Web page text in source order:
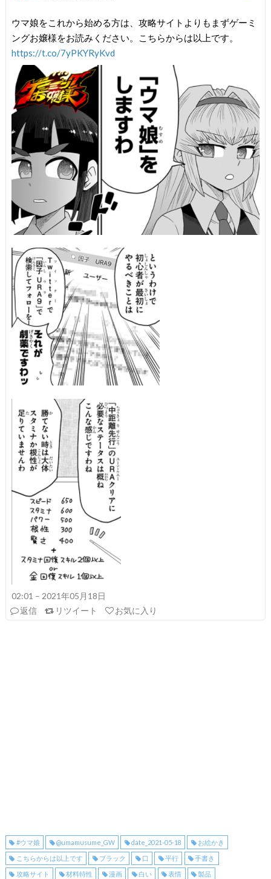
ウマ娘をこれから始める方は、攻略サイトよりもまずゲーミ
ングお嬢様をお読みください。こちらからは以上です。
https://t.co/7yPKYRyKvd
02:01 – 2021年05月18日
返信
リツイート お気に入り
#ウマ娘 @umamusume_GW date_2021-05-18 お絵かき
こちらからは以上です ブラック 口 平行 手書き
攻略サイト 材料特性 漫画 白い 表情 製品